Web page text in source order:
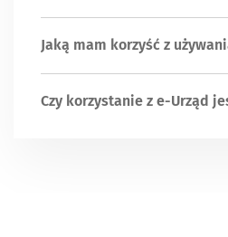
Jaką mam korzyść z
Czy korzystanie z e-Urząd